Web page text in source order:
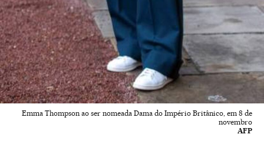
Emma Thompson ao ser nomeada Dama do Império Britânico, em 8 de
novembro
AFP